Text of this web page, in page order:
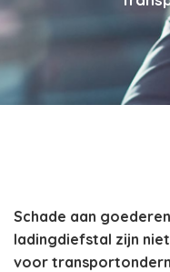
Schade aan
ladingdiefstal zijn
voor